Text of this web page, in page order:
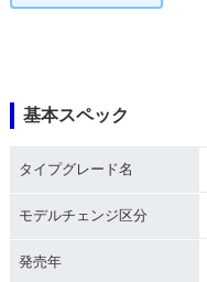
基本スペック
タイプグレード名
モデルチェンジ区分
発売年